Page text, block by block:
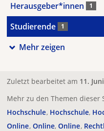
Herausgeber*innen 1
Studierende 1
Mehr zeigen
Zuletzt bearbeitet am 11.
Mehr zu den Themen dieser
Hochschule Hochschule
Online Online Online